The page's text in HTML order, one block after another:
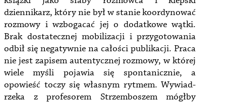
dziennikarz, który nie był w stanie koordynować
rozmowy i wzbogacać jej o dodatkowe wątki.
Brak dostatecznej mobilizacji i przygotowania
odbił się negatywnie na całości publikacji. Praca
nie jest zapisem autentycznej rozmowy, w której
wiele myśli pojawia się spontanicznie, a
opowieść toczy się własnym rytmem. Wywiad-
rzeka z profesorem Strzemboszem mógłby